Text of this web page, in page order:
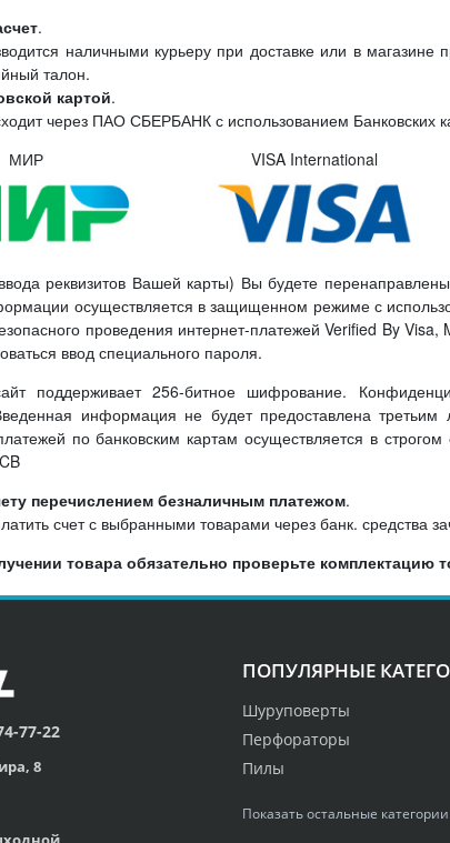
.
наличными курьеру при доставке или в
талон.
картой.
через ПАО СБЕРБАНК с использованием Банковских
МИР
VISA International
реквизитов Вашей карты) Вы будете
осуществляется в защищенном режиме с
проведения интернет-платежей Verified By
ввод специального пароля.
поддерживает 256-битное шифрование.
информация не будет предоставлена третьим
по банковским картам осуществляется в
перечислением безналичным платежом.
счет с выбранными товарами через банк. средства
товара обязательно проверьте комплектацию
77-22
8
ПОПУЛЯРНЫЕ
Шуруповерты
Перфораторы
Пилы
Показать остальные категории